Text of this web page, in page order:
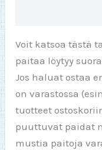
Voit katsoa tästä
paitaa löytyy
Jos haluat ostaa
on varastossa
tuotteet
puuttuvat paidat
mustia paitoja